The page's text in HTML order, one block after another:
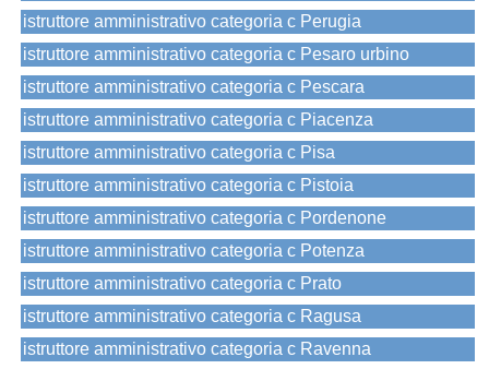
istruttore amministrativo categoria c Perugia
istruttore amministrativo categoria c Pesaro urbino
istruttore amministrativo categoria c Pescara
istruttore amministrativo categoria c Piacenza
istruttore amministrativo categoria c Pisa
istruttore amministrativo categoria c Pistoia
istruttore amministrativo categoria c Pordenone
istruttore amministrativo categoria c Potenza
istruttore amministrativo categoria c Prato
istruttore amministrativo categoria c Ragusa
istruttore amministrativo categoria c Ravenna